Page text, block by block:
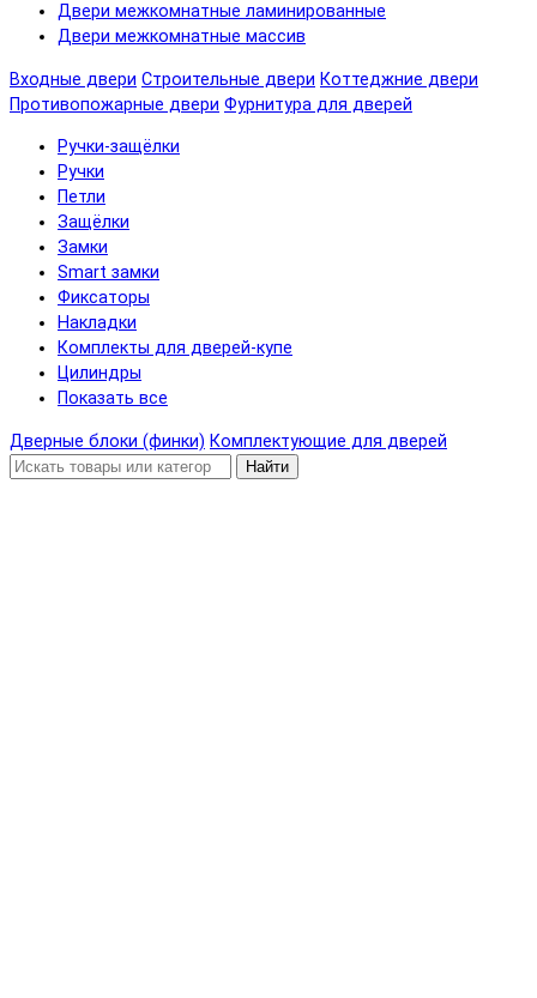
Двери межкомнатные ламинированные
Двери межкомнатные массив
Входные двери Строительные двери Коттеджние двери
Противопожарные двери Фурнитура для дверей
Ручки-защёлки
Ручки
Петли
Защёлки
Замки
Smart замки
Фиксаторы
Накладки
Комплекты для дверей-купе
Цилиндры
Показать все
Дверные блоки (финки) Комплектующие для дверей
Найти